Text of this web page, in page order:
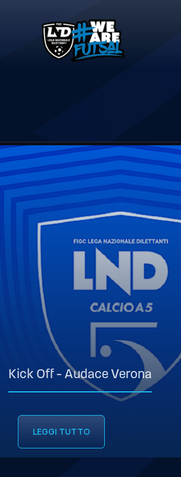
Kick Off – Audace Verona
LEGGI TUTTO